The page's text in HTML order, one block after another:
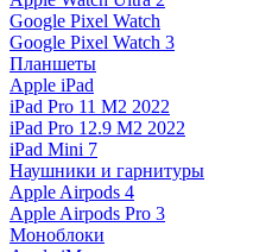
Google Pixel Watch
Google Pixel Watch 3
Планшеты
Apple iPad
iPad Pro 11 M2 2022
iPad Pro 12.9 M2 2022
iPad Mini 7
Наушники и гарнитуры
Apple Airpods 4
Apple Airpods Pro 3
Моноблоки